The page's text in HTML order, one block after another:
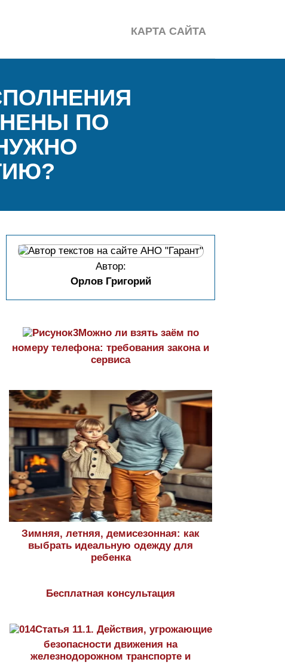
КАРТА САЙТА
ПО
Автор:
Орлов Григорий
Можно ли взять заём по
номеру телефона: требования закона и
сервиса
Зимняя, летняя, демисезонная: как
выбрать идеальную одежду для
ребенка
Бесплатная консультация
Статья 11.1. Действия, угрожающие
безопасности движения на
железнодорожном транспорте и